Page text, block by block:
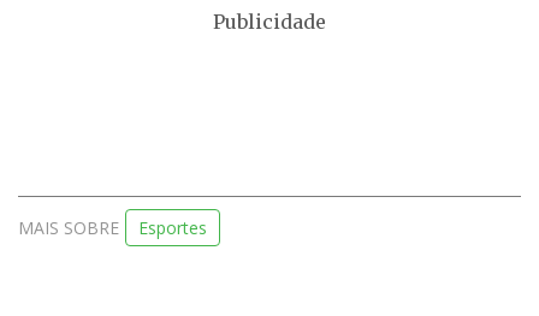
Publicidade
MAIS SOBRE Esportes